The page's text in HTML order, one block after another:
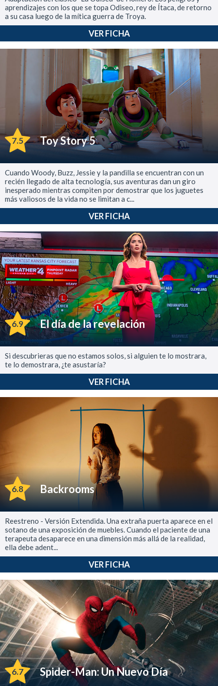
aprendizajes con los que se topa Odiseo, rey de Ítaca, de retorno
a su casa luego de la mítica guerra de Troya.
VER FICHA
7.5 Toy Story 5
Cuando Woody, Buzz, Jessie y la pandilla se encuentran con un
recién llegado de alta tecnología, sus aventuras dan un giro
inesperado mientras compiten por demostrar que los juguetes
más valiosos de la vida no se limitan a c...
VER FICHA
6.9 El día de la revelación
Si descubrieras que no estamos solos, si alguien te lo mostrara,
te lo demostrara, ¿te asustaría?
VER FICHA
6.8 Backrooms
Reestreno - Versión Extendida. Una extraña puerta aparece en el
sotano de una exposición de muebles. Cuando el paciente de una
terapeuta desaparece en una dimensión más allá de la realidad,
ella debe adent...
VER FICHA
6.7 Spider-Man: Un Nuevo Día